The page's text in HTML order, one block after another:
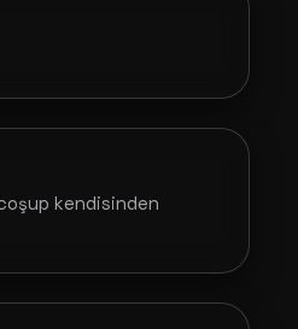
kendisinden